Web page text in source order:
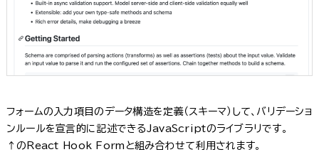
フォームの入力項目のデータ構造を定義（スキーマ）して、バリデーショ
ンルールを宣言的に記述できるJavaScriptのライブラリです。
↑のReact Hook Formと組み合わせて利用されます。